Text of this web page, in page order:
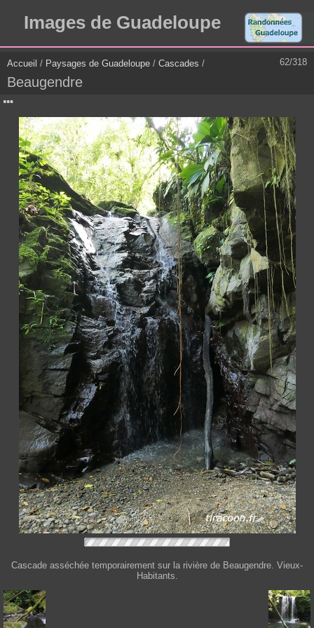
Images de Guadeloupe
62/318
Accueil / Paysages de Guadeloupe / Cascades /
Beaugendre
Cascade asséchée temporairement sur la rivière de Beaugendre. Vieux-
Habitants.